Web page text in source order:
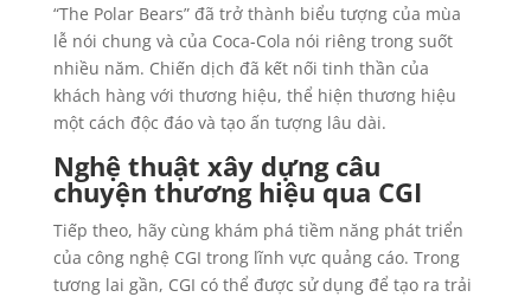
“The Polar Bears” đã trở thành biểu tượng của mùa
lễ nói chung và của Coca-Cola nói riêng trong suốt
nhiều năm. Chiến dịch đã kết nối tinh thần của
khách hàng với thương hiệu, thể hiện thương hiệu
một cách độc đáo và tạo ấn tượng lâu dài.
Nghệ thuật xây dựng câu
chuyện thương hiệu qua CGI
Tiếp theo, hãy cùng khám phá tiềm năng phát triển
của công nghệ CGI trong lĩnh vực quảng cáo. Trong
tương lai gần, CGI có thể được sử dụng để tạo ra trải